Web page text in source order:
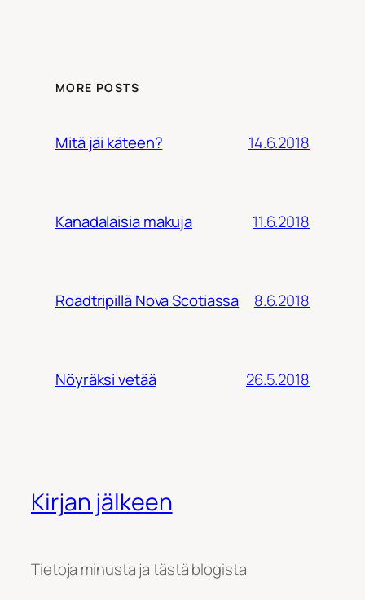
MORE POSTS
Mitä jäi käteen? 14.6.2018
Kanadalaisia makuja 11.6.2018
Roadtripillä Nova Scotiassa 8.6.2018
Nöyräksi vetää 26.5.2018
Kirjan jälkeen
Tietoja minusta ja tästä blogista